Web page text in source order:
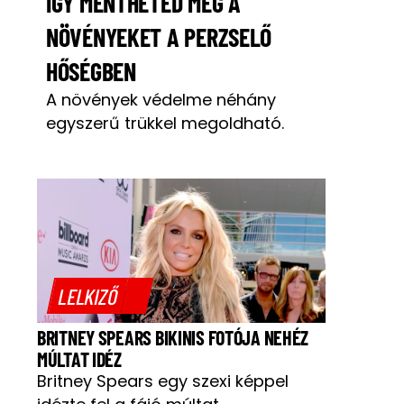
NÖVÉNYEKET A PERZSELŐ
HŐSÉGBEN
A növények védelme néhány
egyszerű trükkel megoldható.
LELKIZŐ
BRITNEY SPEARS BIKINIS FOTÓJA NEHÉZ
MÚLTAT IDÉZ
Britney Spears egy szexi képpel